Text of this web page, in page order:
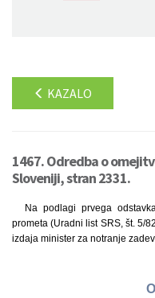
KAZALO
1467. Odredba o
Sloveniji, stran 2331.
Na podlagi prvega
prometa (Uradni list SRS, št. 5/
izdaja minister za notranje